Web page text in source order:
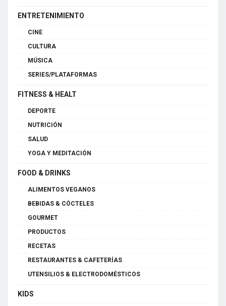
ENTRETENIMIENTO
CINE
CULTURA
MÚSICA
SERIES/PLATAFORMAS
FITNESS & HEALT
DEPORTE
NUTRICIÓN
SALUD
YOGA Y MEDITACIÓN
FOOD & DRINKS
ALIMENTOS VEGANOS
BEBIDAS & CÓCTELES
GOURMET
PRODUCTOS
RECETAS
RESTAURANTES & CAFETERÍAS
UTENSILIOS & ELECTRODOMÉSTICOS
KIDS